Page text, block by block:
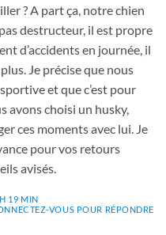
? A part ça, notre chien
destructeur, il est propre
d’accidents en journée, il
Je précise que nous
et que c’est pour
avons choisi un husky,
ces moments avec lui. Je
pour vos retours
avisés.
19 MIN
VOUS POUR RÉPONDRE